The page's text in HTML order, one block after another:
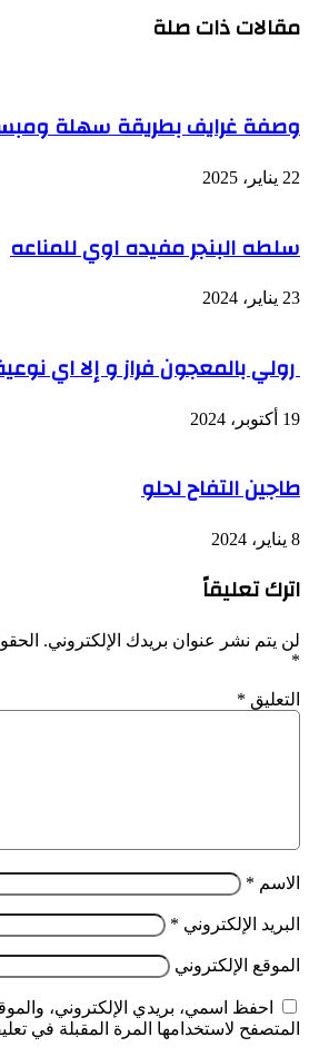
مقالات ذات صلة
وصفة غرايف بطريقة سهلة
22 يناير، 2025
سلطه البنجر مفيده اوي للمناعه
23 يناير، 2024
رولي بالمعجون فراز و إلا اي
19 أكتوبر، 2024
طاجين التفاح لحلو
8 يناير، 2024
اترك تعليقاً
لن يتم نشر عنوان بريدك الإلكتروني.
*
التعليق *
الاسم *
البريد الإلكتروني *
الموقع الإلكتروني
احفظ اسمي، بريدي الإلكتروني،
المتصفح لاستخدامها المرة المقبلة في